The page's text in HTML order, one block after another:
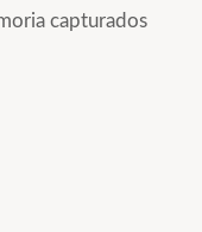
capturados